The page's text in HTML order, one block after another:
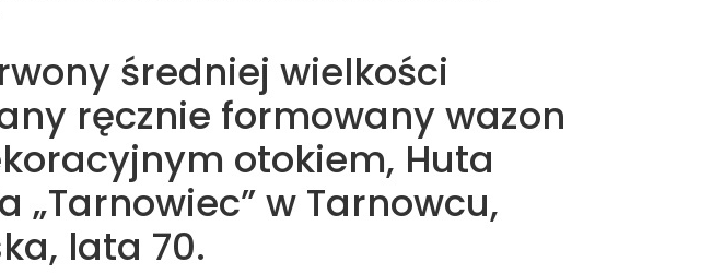
średniej wielkości
ręcznie formowany wazon
otokiem, Huta
„Tarnowiec” w Tarnowcu,
lata 70.